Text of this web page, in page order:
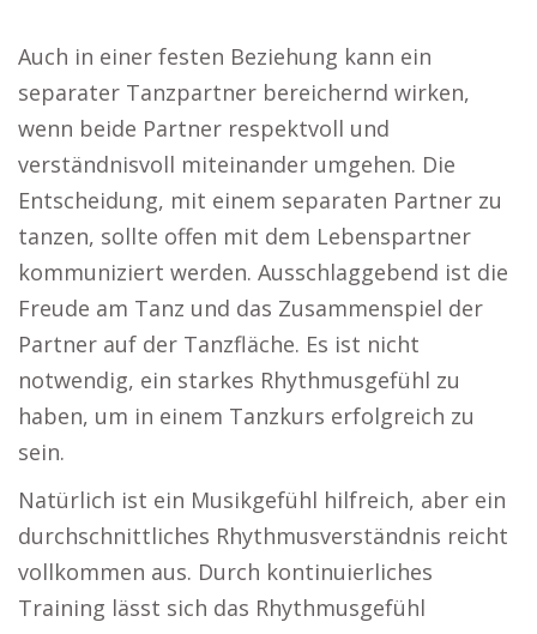
Auch in einer festen Beziehung kann ein
separater Tanzpartner bereichernd wirken,
wenn beide Partner respektvoll und
verständnisvoll miteinander umgehen. Die
Entscheidung, mit einem separaten Partner zu
tanzen, sollte offen mit dem Lebenspartner
kommuniziert werden. Ausschlaggebend ist die
Freude am Tanz und das Zusammenspiel der
Partner auf der Tanzfläche. Es ist nicht
notwendig, ein starkes Rhythmusgefühl zu
haben, um in einem Tanzkurs erfolgreich zu
sein.
Natürlich ist ein Musikgefühl hilfreich, aber ein
durchschnittliches Rhythmusverständnis reicht
vollkommen aus. Durch kontinuierliches
Training lässt sich das Rhythmusgefühl